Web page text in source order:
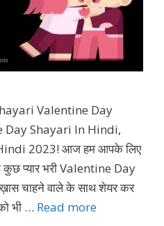
Valentine Day
Day Shayari In Hindi,
2023! आज हम आपके लिए
प्यार भरी Valentine Day
चाहने वाले के साथ शेयर कर
भी … Read more